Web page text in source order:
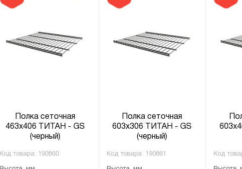
Полка сеточная
463х406 ТИТАН - GS
(черный)
Код товара: 190860
Полка сеточная
603х306 ТИТАН - GS
(черный)
Код товара: 190861 Код